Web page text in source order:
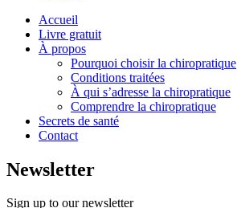
Accueil
Livre gratuit
À propos
Pourquoi choisir la chiropratique
Conditions traitées
À qui s’adresse la chiropratique
Comprendre la chiropratique
Secrets de santé
Contact
Newsletter
Sign up to our newsletter